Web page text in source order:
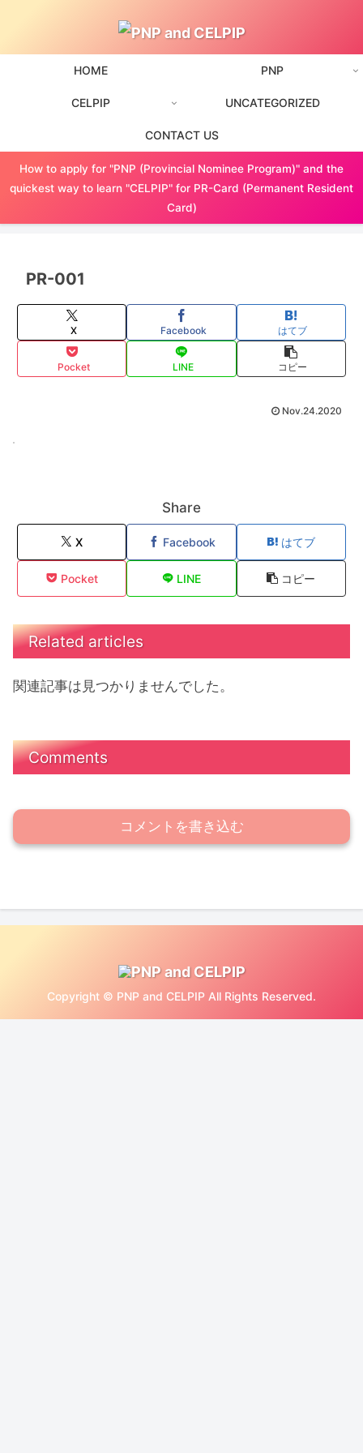
HOME PNP
CELPIP UNCATEGORIZED
CONTACT US
How to apply for "PNP (Provincial Nominee Program)" and the
quickest way to learn "CELPIP" for PR-Card (Permanent Resident
Card)
PR-001
X Facebook はてブ
Pocket LINE コピー
Nov.24.2020
Share
X Facebook はてブ
Pocket LINE コピー
Related articles
関連記事は見つかりませんでした。
Comments
コメントを書き込む
Copyright © PNP and CELPIP All Rights Reserved.